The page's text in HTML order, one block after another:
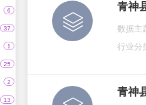
6
37
1
25
2
13
青神
数据主
行业分
青神